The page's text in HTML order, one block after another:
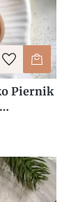
Piernik
z